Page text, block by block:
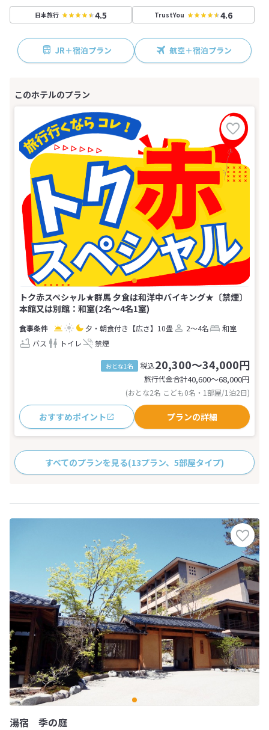
日本旅行 4.5 TrustYou 4.6
JR＋宿泊プラン 航空＋宿泊プラン
トク赤スペシャル★群馬 夕食は和洋中バイキング★〔禁煙〕
本館又は別館：和室(2名～4名1室)
夕・朝食付き 【広さ】10畳 2～4名
和室
バス
トイレ 禁煙
おとな1名 税込20,300～34,000円
旅行代金合計40,600〜68,000円
(おとな2名 こども0名・1部屋/1泊2日)
おすすめポイント プランの詳細
すべてのプランを見る(13プラン、5部屋タイプ)
湯宿 季の庭